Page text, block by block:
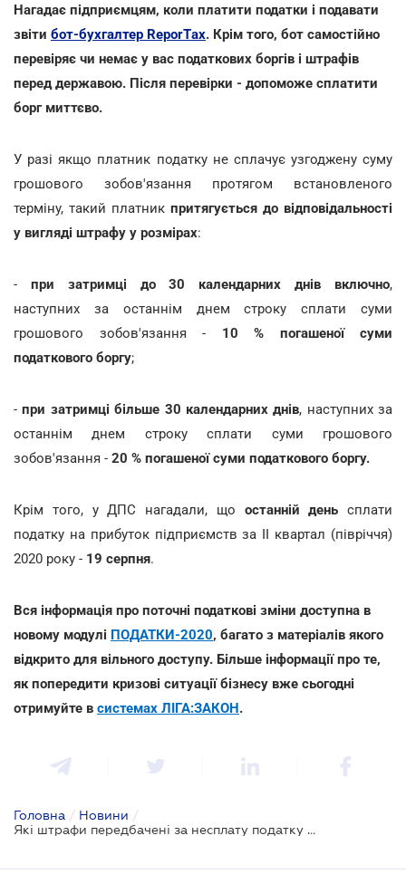
Нагадає підприємцям, коли платити податки і подавати
звіти бот-бухгалтер ReporTах. Крім того, бот самостійно
перевіряє чи немає у вас податкових боргів і штрафів
перед державою. Після перевірки - допоможе сплатити
борг миттєво.
У разі якщо платник податку не сплачує узгоджену суму
грошового зобов'язання протягом встановленого
терміну, такий платник притягується до відповідальності
у вигляді штрафу у розмірах:
- при затримці до 30 календарних днів включно,
наступних за останнім днем строку сплати суми
грошового зобов'язання - 10 % погашеної суми
податкового боргу;
- при затримці більше 30 календарних днів, наступних за
останнім днем строку сплати суми грошового
зобов'язання - 20 % погашеної суми податкового боргу.
Крім того, у ДПС нагадали, що останній день сплати
податку на прибуток підприємств за ІІ квартал (півріччя)
2020 року - 19 серпня.
Вся інформація про поточні податкові зміни доступна в
новому модулі ПОДАТКИ-2020, багато з матеріалів якого
відкрито для вільного доступу. Більше інформації про те,
як попередити кризові ситуації бізнесу вже сьогодні
отримуйте в системах ЛІГА:ЗАКОН.
Головна / Новини /
Які штрафи передбачені за несплату податку на прибуток: ДПС